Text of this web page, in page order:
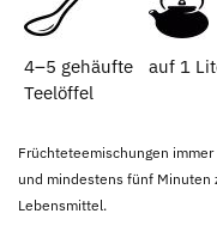
4–5 gehäufte
Teelöffel
auf 1
Früchteteemischungen
und mindestens fünf Minuten
Lebensmittel.